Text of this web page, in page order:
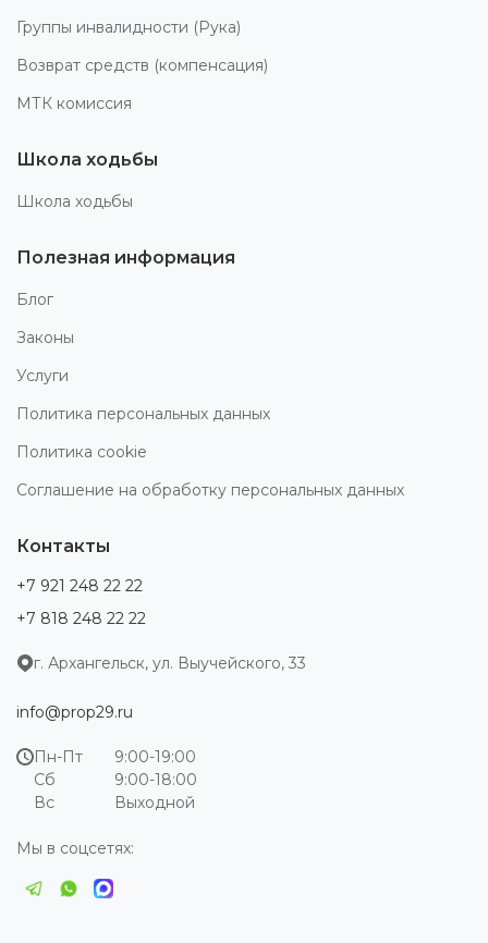
Группы инвалидности (Рука)
Возврат средств (компенсация)
МТК комиссия
Школа ходьбы
Школа ходьбы
Полезная информация
Блог
Законы
Услуги
Политика персональных данных
Политика cookie
Соглашение на обработку персональных данных
Контакты
+7 921 248 22 22
+7 818 248 22 22
г. Архангельск, ул. Выучейского, 33
info@prop29.ru
Пн-Пт
9:00-19:00
Сб
9:00-18:00
Вс
Выходной
Мы в соцсетях: